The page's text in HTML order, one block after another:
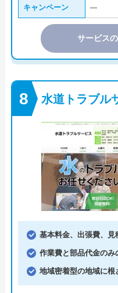
キャンペーン ―
サービス
水道トラブル
基本料金、出張費、見
作業費と部品代金のみ
地域密着型の地域に根